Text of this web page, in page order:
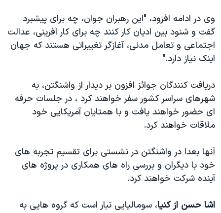
وی در ادامه افزود، "این رهبران جوان، چه برای پیشبرد
گفت و شنود بین ادیان کار کنند چه برای کار آفرینی، عدالت
اجتماعی و تعامل مدنی، آغازگر تغییراتی هستند که جهان
اینک نیاز دارد."
دریافت کنندگان جوائز افزون بر دیدار از واشنگتن، به
شهرهای سراسر کشور سفر خواهند کرد ، در جلسات حرفه
ای حضور خواهند یافت و با همتایان آمریکایی خود
ملاقات خواهند کرد.
آنها بعدا در واشنگتن در نشستی برای تقسیم تجربه های
خود با دیگران و بررسی راه های همکاری در پروژه های
آینده شرکت خواهند کرد.
اشا حسن از کنیا، سومالیایی تبار است که گروه هایی به